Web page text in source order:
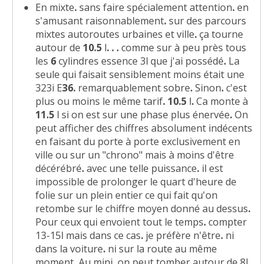
En mixte. sans faire spécialement attention. en
s'amusant raisonnablement. sur des parcours
mixtes autoroutes urbaines et ville. ça tourne
autour de 10.5 l. . .comme sur à peu près tous
les 6cylindres essence 3l que j'ai possédé. La
seule qui faisait sensiblement moins était une
323i E36. remarquablement sobre. Sinon. c'est
plus ou moins le même tarif. 10.5 l. Ca monte à
11.5 l si on est sur une phase plus énervée. On
peut afficher des chiffres absolument indécents
en faisant du porte à porte exclusivement en
ville ou sur un "chrono" mais à moins d'être
décérébré. avec une telle puissance. il est
impossible de prolonger le quart d'heure de
folie sur un plein entier ce qui fait qu'on
retombe sur le chiffre moyen donné au dessus.
Pour ceux qui envoient tout le temps. compter
13-15l mais dans ce cas. je préfère n'être. ni
dans la voiture. ni sur la route au même